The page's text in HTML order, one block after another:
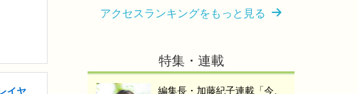
イヤ
アクセスランキングをもっと見る
特集・連載
編集長・加藤紀子連載「今、